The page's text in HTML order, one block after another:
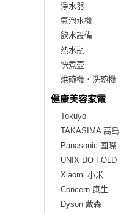
淨水器
氣泡水機
飲水設備
熱水瓶
快煮壺
烘碗機．洗碗機
健康美容家電
Tokuyo
TAKASIMA 高島
Panasonic 國際
UNIX DO FOLD
Xiaomi 小米
Concern 康生
Dyson 戴森